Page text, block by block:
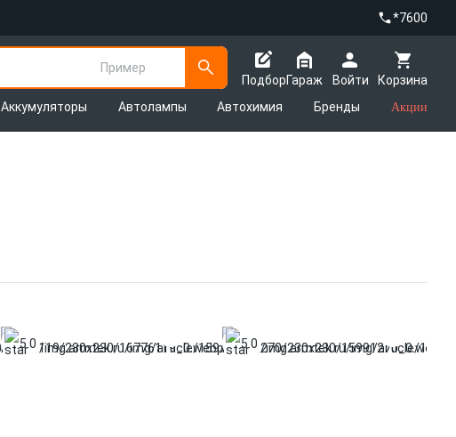
*7600
Пример
Подбор
Корзина
Гараж
Войти
Аккумуляторы Автолампы Автохимия Бренды Акции
5.0 5.0